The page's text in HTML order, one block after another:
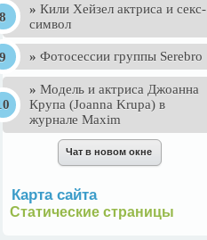
» Кили Хейзел актриса и секс-
символ
» Фотосессии группы Serebro
» Mодель и актриса Джоанна
Крупа (Joanna Krupa) в
журнале Maxim
Карта сайта
Статические страницы